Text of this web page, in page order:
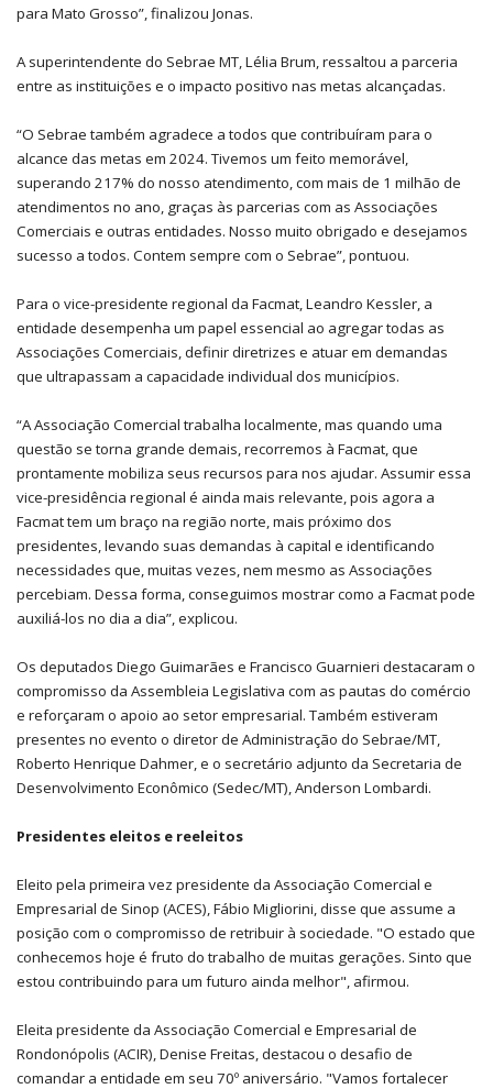
para Mato Grosso”, finalizou Jonas.
A superintendente do Sebrae MT, Lélia Brum, ressaltou a parceria
entre as instituições e o impacto positivo nas metas alcançadas.
“O Sebrae também agradece a todos que contribuíram para o
alcance das metas em 2024. Tivemos um feito memorável,
superando 217% do nosso atendimento, com mais de 1 milhão de
atendimentos no ano, graças às parcerias com as Associações
Comerciais e outras entidades. Nosso muito obrigado e desejamos
sucesso a todos. Contem sempre com o Sebrae”, pontuou.
Para o vice-presidente regional da Facmat, Leandro Kessler, a
entidade desempenha um papel essencial ao agregar todas as
Associações Comerciais, definir diretrizes e atuar em demandas
que ultrapassam a capacidade individual dos municípios.
“A Associação Comercial trabalha localmente, mas quando uma
questão se torna grande demais, recorremos à Facmat, que
prontamente mobiliza seus recursos para nos ajudar. Assumir essa
vice-presidência regional é ainda mais relevante, pois agora a
Facmat tem um braço na região norte, mais próximo dos
presidentes, levando suas demandas à capital e identificando
necessidades que, muitas vezes, nem mesmo as Associações
percebiam. Dessa forma, conseguimos mostrar como a Facmat pode
auxiliá-los no dia a dia”, explicou.
Os deputados Diego Guimarães e Francisco Guarnieri destacaram o
compromisso da Assembleia Legislativa com as pautas do comércio
e reforçaram o apoio ao setor empresarial. Também estiveram
presentes no evento o diretor de Administração do Sebrae/MT,
Roberto Henrique Dahmer, e o secretário adjunto da Secretaria de
Desenvolvimento Econômico (Sedec/MT), Anderson Lombardi.
Presidentes eleitos e reeleitos
Eleito pela primeira vez presidente da Associação Comercial e
Empresarial de Sinop (ACES), Fábio Migliorini, disse que assume a
posição com o compromisso de retribuir à sociedade. "O estado que
conhecemos hoje é fruto do trabalho de muitas gerações. Sinto que
estou contribuindo para um futuro ainda melhor", afirmou.
Eleita presidente da Associação Comercial e Empresarial de
Rondonópolis (ACIR), Denise Freitas, destacou o desafio de
comandar a entidade em seu 70º aniversário. "Vamos fortalecer